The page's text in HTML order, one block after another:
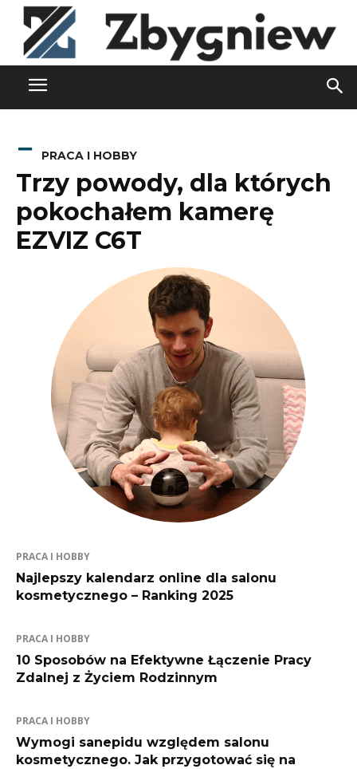
PRACA I HOBBY
Trzy powody, dla których
pokochałem kamerę
EZVIZ C6T
PRACA I HOBBY
Najlepszy kalendarz online dla salonu
kosmetycznego – Ranking 2025
PRACA I HOBBY
10 Sposobów na Efektywne Łączenie Pracy
Zdalnej z Życiem Rodzinnym
PRACA I HOBBY
Wymogi sanepidu względem salonu
kosmetycznego. Jak przygotować się na